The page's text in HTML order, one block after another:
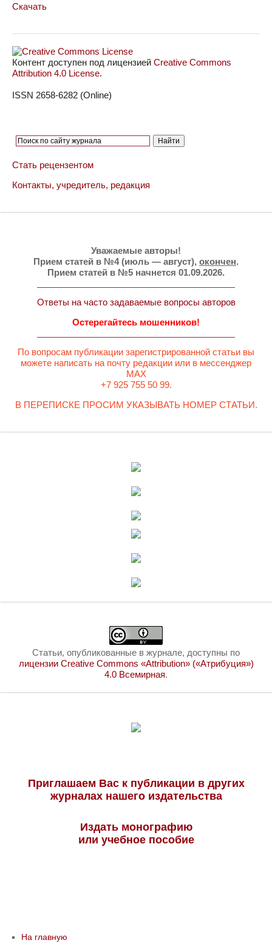
Скачать
Контент доступен под лицензией Creative Commons
Attribution 4.0 License.
ISSN 2658-6282 (Online)
Стать рецензентом
Контакты, учредитель, редакция
Уважаемые авторы!
Прием статей в №4 (июль — август), окончен.
Прием статей в №5 начнется 01.09.2026.
Ответы на часто задаваемые вопросы авторов
Остерегайтесь мошенников!
По вопросам публикации зарегистрированной статьи вы
можете написать на почту редакции или в мессенджер
MAX
+7 925 755 50 99.
В ПЕРЕПИСКЕ ПРОСИМ УКАЗЫВАТЬ НОМЕР СТАТЬИ.
Статьи, опубликованные в журнале, доступны по
лицензии Creative Commons «Attribution» («Атрибуция»)
4.0 Всемирная.
Приглашаем Вас к публикации в других
журналах нашего издательства
Издать монографию
или учебное пособие
На главную